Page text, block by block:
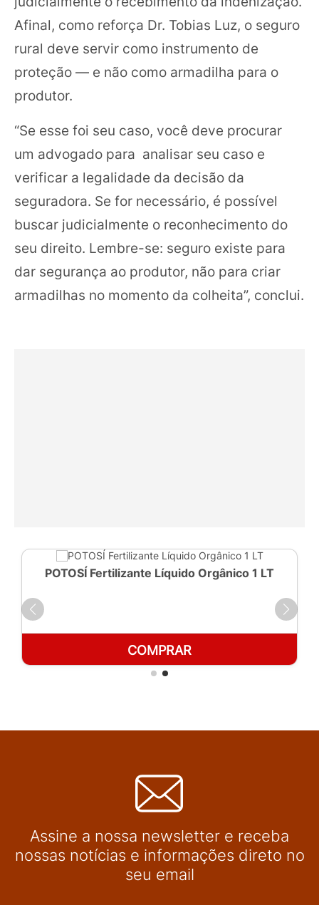
Afinal, como reforça Dr. Tobias Luz, o seguro
rural deve servir como instrumento de
proteção — e não como armadilha para o
produtor.
“Se esse foi seu caso, você deve procurar
um advogado para analisar seu caso e
verificar a legalidade da decisão da
seguradora. Se for necessário, é possível
buscar judicialmente o reconhecimento do
seu direito. Lembre-se: seguro existe para
dar segurança ao produtor, não para criar
armadilhas no momento da colheita”, conclui.
POTOSÍ Fertilizante Líquido Orgânico 1 LT
COMPRAR
Assine a nossa newsletter e receba
nossas notícias e informações direto no
seu email